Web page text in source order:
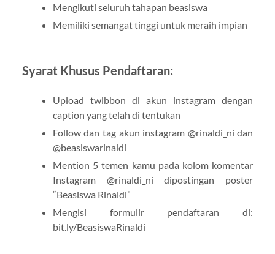
Mengikuti seluruh tahapan beasiswa
Memiliki semangat tinggi untuk meraih impian
Syarat Khusus Pendaftaran:
Upload twibbon di akun instagram dengan
caption yang telah di tentukan
Follow dan tag akun instagram @rinaldi_ni dan
@beasiswarinaldi
Mention 5 temen kamu pada kolom komentar
Instagram @rinaldi_ni dipostingan poster
“Beasiswa Rinaldi”
Mengisi formulir pendaftaran di:
bit.ly/BeasiswaRinaldi